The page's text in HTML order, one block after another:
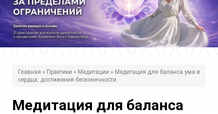
Главная » Практики » Медитации » Медитация для баланса ума и
сердца, достижения бесконечности
Медитация для баланса